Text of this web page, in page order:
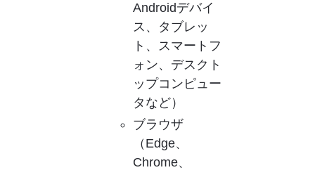
Androidデバイ
ス、タブレッ
ト、スマートフ
ォン、デスクト
ップコンピュー
タなど）
ブラウザ
（Edge、
Chrome、